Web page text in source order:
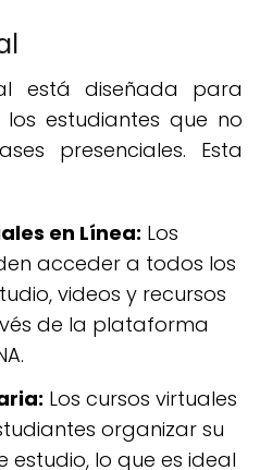
está diseñada para
estudiantes que no
presenciales. Esta
en Línea: Los
acceder a todos los
videos y recursos
de la plataforma
Los cursos virtuales
organizar su
estudio, lo que es ideal